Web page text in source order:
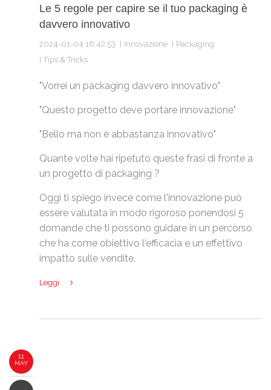
Le 5 regole per capire se il tuo packaging è
davvero innovativo
2024-01-04 16:42:53 Innovazione
Packaging
Tips & Tricks
"Vorrei un packaging davvero innovativo"
"Questo progetto deve portare innovazione"
"Bello ma non è abbastanza innovativo"
Quante volte hai ripetuto queste frasi di fronte a
un progetto di packaging ?
Oggi ti spiego invece come l'innovazione può
essere valutata in modo rigoroso ponendosi 5
domande che ti possono guidare in un percorso
che ha come obiettivo l'efficacia e un effettivo
impatto sulle vendite.
Leggi
11
MAY